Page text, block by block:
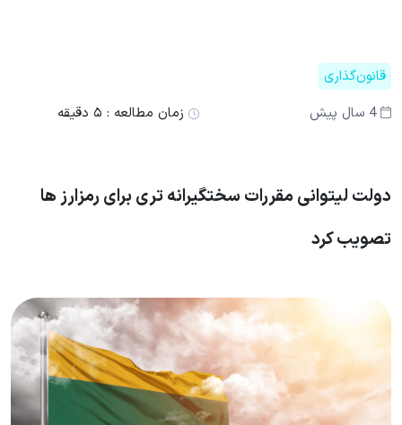
قانون‌گذاری
4 سال پیش
زمان مطالعه : ۵ دقیقه
دولت لیتوانی مقررات سختگیرانه تری برای رمزارز ها
تصویب کرد